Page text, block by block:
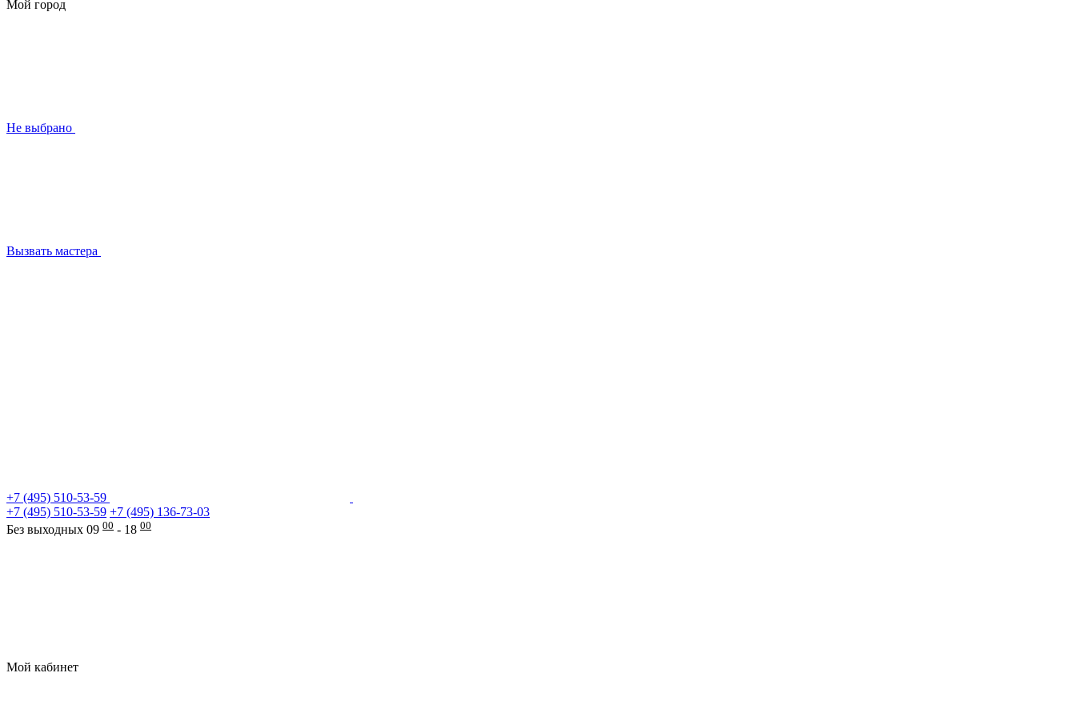
Мой город
Не выбрано
Вызвать мастера
+7 (495) 510-53-59
+7 (495) 510-53-59 +7 (495) 136-73-03
Без выходных 09 00 - 18 00
Мой кабинет